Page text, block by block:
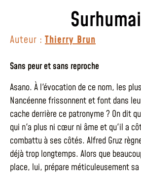
Auteur : Thierry Brun
Sans peur et sans reproche
Asano. À l'évocation de ce nom, les
Nancéenne frissonnent et font dans
cache derrière ce patronyme ? On dit
qui n'a plus ni cœur ni âme et qu'il a
combattu à ses côtés. Alfred Gruz
déjà trop longtemps. Alors que
place, lui, prépare méticuleusement